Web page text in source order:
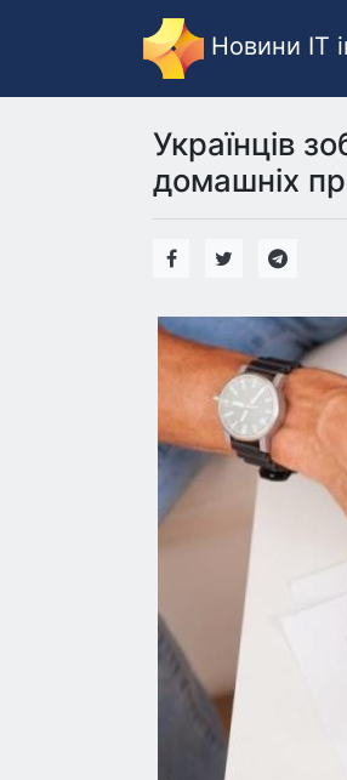
Новини IT
Українців
домашніх